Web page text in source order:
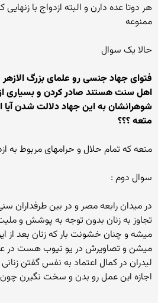
هر دوتا عده دارن و البته ازدواج با
ممنوعه
حالا یک سوال
فتوای جهاد جنسی رو علمای بزرگ
اهل سنت هستند صادر کردن و بسیاری
شوهرانشان به این جهاد دلالت شدن آیا
متعه ؟؟؟
متعه که تمام حلال و حرامهای مربوط به
سوال دوم :
در میدان رابعه مصر و در بین طرفداران
تجاوز به زنان بدون توجه به پوشش و ملیت
میشه و چنان خشونت بار که زنان بعد از
میشن و تصاویرش در یو تیوب هست در
لیدران در کمال اعتماد به نفس گفتن
اجازه این عمل رو بدن و سخت نگیرن